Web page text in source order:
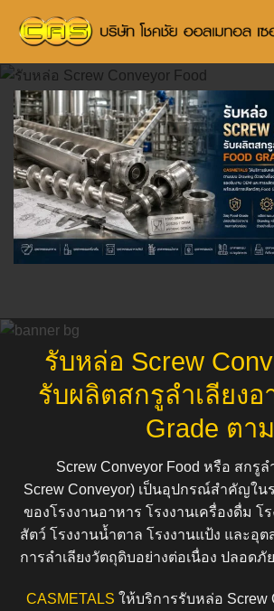
เนื้อหา
รับหล่อ Screw
รับผลิตสกรูลำเลียงอ
Grade ตา
Screw Conveyor Food หรือ สกรูล
Screw Conveyor) เป็นอุปกรณ์สำคัญใ
ของโรงงานอาหาร โรงงานเครื่องดื่ม โ
สัตว์ โรงงานน้ำตาล โรงงานแป้ง และอุ
การลำเลียงวัตถุดิบอย่างต่อเนื่อง ปลอด
CASMETALS ให้บริการรับหล่อ Screw